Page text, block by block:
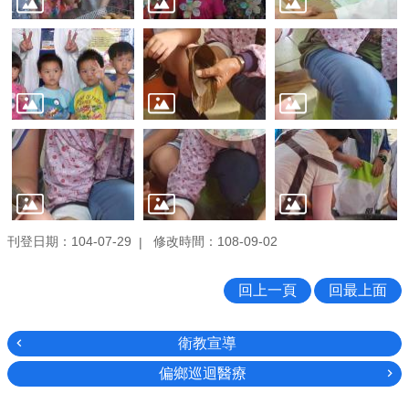
刊登日期：104-07-29 修改時間：108-09-02
回上一頁 回最上面
衛教宣導
偏鄉巡迴醫療